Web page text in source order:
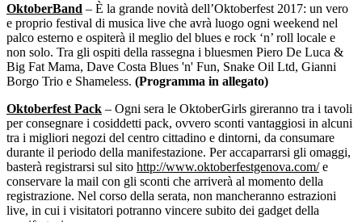
OktoberBand – È la grande novità dell’Oktoberfest 2017: un vero
e proprio festival di musica live che avrà luogo ogni weekend nel
palco esterno e ospiterà il meglio del blues e rock ‘n’ roll locale e
non solo. Tra gli ospiti della rassegna i bluesmen Piero De Luca &
Big Fat Mama, Dave Costa Blues 'n' Fun, Snake Oil Ltd, Gianni
Borgo Trio e Shameless. (Programma in allegato)
Oktoberfest Pack – Ogni sera le OktoberGirls gireranno tra i tavoli
per consegnare i cosiddetti pack, ovvero sconti vantaggiosi in alcuni
tra i migliori negozi del centro cittadino e dintorni, da consumare
durante il periodo della manifestazione. Per accaparrarsi gli omaggi,
basterà registrarsi sul sito http://www.oktoberfestgenova.com/e
conservare la mail con gli sconti che arriverà al momento della
registrazione. Nel corso della serata, non mancheranno estrazioni
live, in cui i visitatori potranno vincere subito dei gadget della